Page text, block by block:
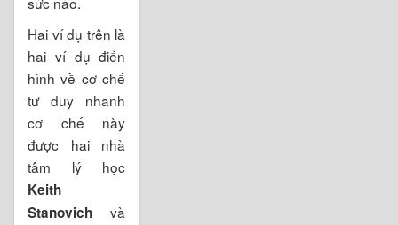
Hai ví dụ trên là
hai ví dụ điển
hình về cơ chế
tư duy nhanh
cơ chế này
được hai nhà
tâm lý học
Keith
Stanovich và